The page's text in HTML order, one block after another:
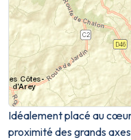
Idéalement placé au
proximité des grands